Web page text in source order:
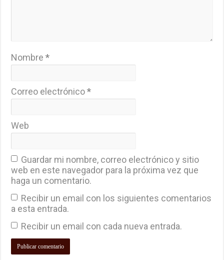
Nombre*
Correo electrónico*
Web
Guardar mi nombre, correo electrónico y sitio
web en este navegador para la próxima vez que
haga un comentario.
Recibir un email con los siguientes comentarios
a esta entrada.
Recibir un email con cada nueva entrada.